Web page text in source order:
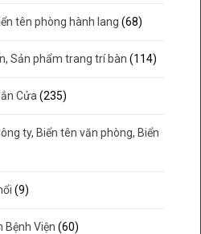
tên phòng hành lang (68)
Sản phẩm trang trí bàn (114)
Cửa (235)
ty, Biển tên văn phòng, Biển
(9)
Bệnh Viện (60)